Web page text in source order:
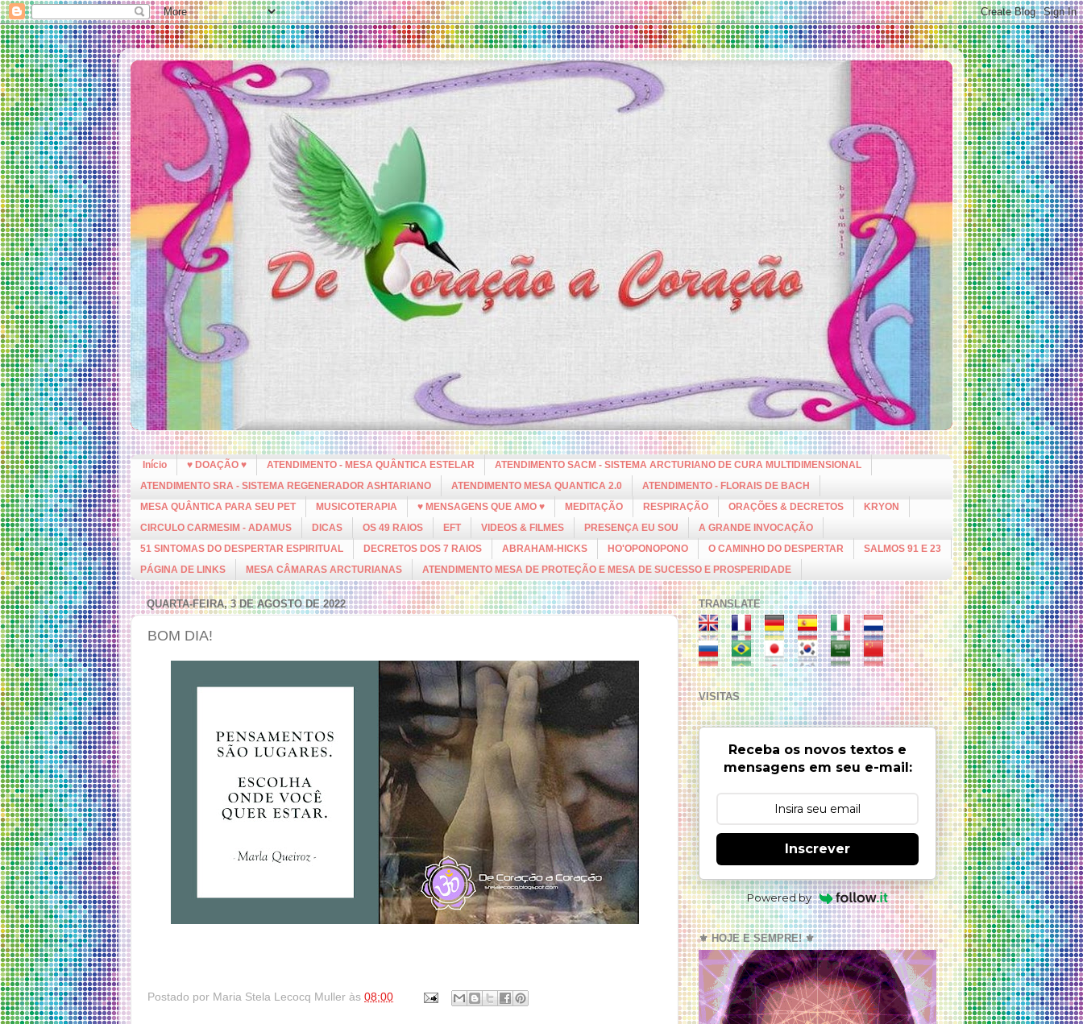
Início ♥ DOAÇÃO ♥ ATENDIMENTO - MESA QUÂNTICA ESTELAR
ATENDIMENTO SACM - SISTEMA ARCTURIANO DE CURA MULTIDIMENSIONAL
ATENDIMENTO SRA - SISTEMA REGENERADOR ASHTARIANO
ATENDIMENTO MESA QUANTICA 2.0
ATENDIMENTO - FLORAIS DE BACH
MESA QUÂNTICA PARA SEU PET
MUSICOTERAPIA ♥ MENSAGENS QUE AMO ♥ MEDITAÇÃO RESPIRAÇÃO ORAÇÕES & DECRETOS
KRYON
CIRCULO CARMESIM - ADAMUS
DICAS OS 49 RAIOS EFT VIDEOS & FILMES PRESENÇA EU SOU
A GRANDE INVOCAÇÃO
51 SINTOMAS DO DESPERTAR ESPIRITUAL
DECRETOS DOS 7 RAIOS ABRAHAM-HICKS HO'OPONOPONO O CAMINHO DO DESPERTAR
SALMOS 91 E 23
PÁGINA DE LINKS
MESA CÂMARAS ARCTURIANAS ATENDIMENTO MESA DE PROTEÇÃO E MESA DE SUCESSO E PROSPERIDADE
QUARTA-FEIRA, 3 DE AGOSTO DE 2022
BOM DIA!
Postado por Maria Stela Lecocq Muller às 08:00
TRANSLATE
VISITAS
Receba os novos textos e
mensagens em seu e-mail:
Inscrever
Powered by
⚜️ HOJE E SEMPRE! ⚜️